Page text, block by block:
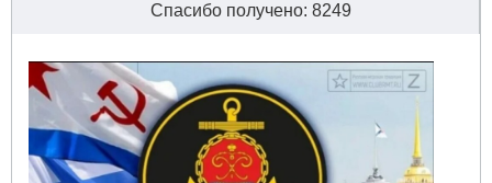
Спасибо получено: 8249